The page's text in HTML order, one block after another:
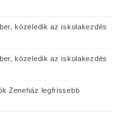
közeledik az iskolakezdés
közeledik az iskolakezdés
Zeneház legfrissebb